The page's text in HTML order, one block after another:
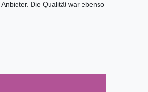
Die Qualität war ebenso